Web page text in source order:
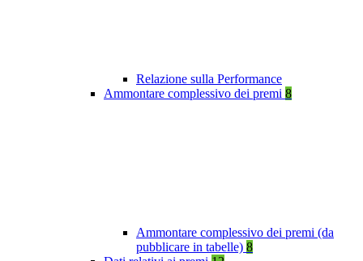
Relazione sulla Performance
Ammontare complessivo dei premi 8
Ammontare complessivo dei premi (da
pubblicare in tabelle) 8